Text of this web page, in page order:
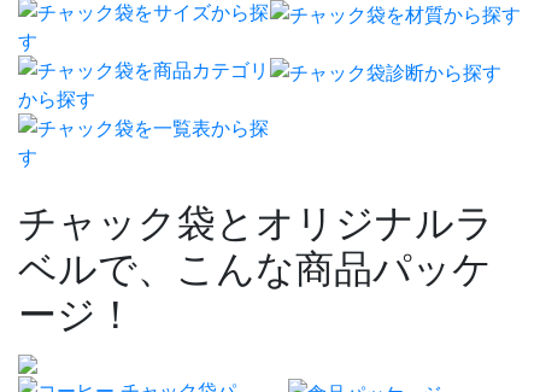
チャック袋とオリジナルラ
ベルで、こんな商品パッケ
ージ！